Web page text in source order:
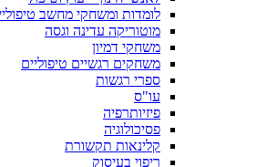
לומדות ומשחקי מחשב
מוטוריקה עדינה וגסה
משחקי דמיון
משחקים רגשיים טיפוליים
ספרי רגשות
עו"ס
פיזיותרפיה
פסיכולוגיה
קלינאות תקשורת
ריפוי בעיסוק